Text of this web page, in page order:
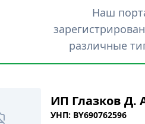
Наш
различные
ИП Глазков Д.
УНП: BY690762596